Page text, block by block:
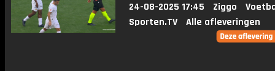
24-08-2025 17:45 Ziggo
Sporten.TV
Alle afleveringen